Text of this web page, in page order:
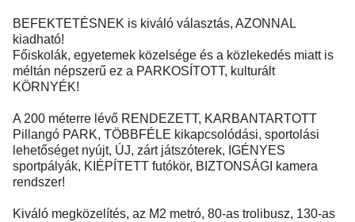
BEFEKTETÉSNEK is kiváló választás, AZONNAL
kiadható!
Főiskolák, egyetemek közelsége és a közlekedés miatt is
méltán népszerű ez a PARKOSÍTOTT, kulturált
KÖRNYÉK!
A 200 méterre lévő RENDEZETT, KARBANTARTOTT
Pillangó PARK, TÖBBFÉLE kikapcsolódási, sportolási
lehetőséget nyújt, ÚJ, zárt játszóterek, IGÉNYES
sportpályák, KIÉPÍTETT futókör, BIZTONSÁGI kamera
rendszer!
Kiváló megközelítés, az M2 metró, 80-as trolibusz, 130-as